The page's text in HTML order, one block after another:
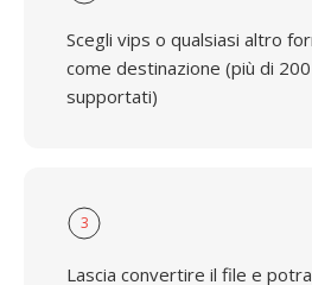
Scegli vips o qualsiasi altro
come destinazione (più di
supportati)
3
Lascia convertire il file e